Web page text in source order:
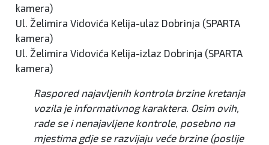
kamera)
Ul. Želimira Vidovića Kelija-ulaz Dobrinja (SPARTA
kamera)
Ul. Želimira Vidovića Kelija-izlaz Dobrinja (SPARTA
kamera)
Raspored najavljenih kontrola brzine kretanja
vozila je informativnog karaktera. Osim ovih,
rade se i nenajavljene kontrole, posebno na
mjestima gdje se razvijaju veće brzine (poslije